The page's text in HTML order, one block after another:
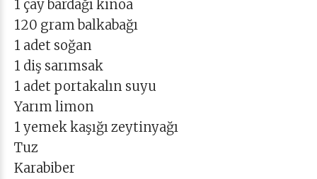
1 çay bardağı kinoa
120 gram balkabağı
1 adet soğan
1 diş sarımsak
1 adet portakalın suyu
Yarım limon
1 yemek kaşığı zeytinyağı
Tuz
Karabiber